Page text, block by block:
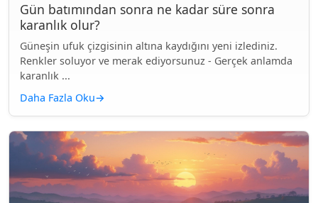
Gün batımından sonra ne kadar süre sonra
karanlık olur?
Güneşin ufuk çizgisinin altına kaydığını yeni izlediniz.
Renkler soluyor ve merak ediyorsunuz - Gerçek anlamda
karanlık ...
Daha Fazla Oku→